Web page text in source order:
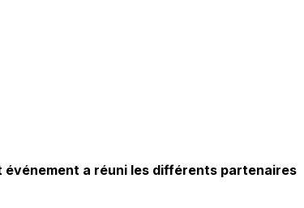
événement a réuni les différents partenaires